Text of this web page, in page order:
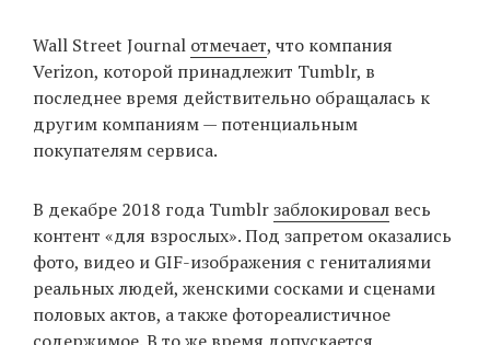
Wall Street Journal отмечает, что компания
Verizon, которой принадлежит Tumblr, в
последнее время действительно обращалась к
другим компаниям — потенциальным
покупателям сервиса.
В декабре 2018 года Tumblrзаблокировал весь
контент «для взрослых». Под запретом оказались
фото, видео и GIF-изображения с гениталиями
реальных людей, женскими сосками и сценами
половых актов, а также фотореалистичное